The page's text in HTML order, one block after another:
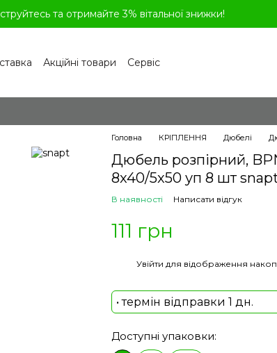
та отримайте 3% вітальної знижки!
Акційні товари
Сервіс
Головна КРІПЛЕННЯ Дюбелі
Дюбель розпірний,
8x40/5x50 уп 8 шт
В наявності Написати відгук
111 грн
Увійти для відображення
• термін відправки 1 дн.
Доступні упаковки: